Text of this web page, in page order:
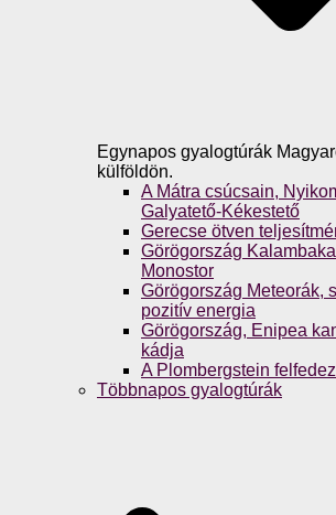
Egynapos gyalogtúrák
külföldön.
A Mátra csúcsain,
Galyatető-Kékestető
Gerecse ötven
Görögország
Monostor
Görögország Meteorák,
pozitív energia
Görögország, Enipea
kádja
A Plombergstein
Többnapos gyalogtúrák